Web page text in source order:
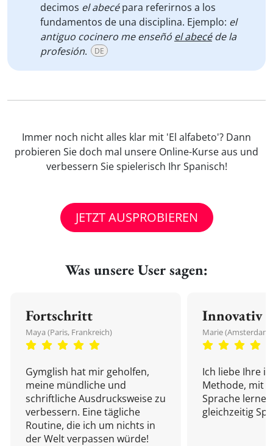
decimos el abecépara referirnos a los
fundamentos de una disciplina. Ejemplo: el
antiguo cocinero me enseñó el abecéde la
profesión. DE
Immer noch nicht alles klar mit 'El alfabeto'? Dann
probieren Sie doch mal unsere Online-Kurse aus und
verbessern Sie spielerisch Ihr Spanisch!
JETZT AUSPROBIEREN
Was unsere User sagen:
Fortschritt
Maya (Paris, Frankreich)
Gymglish hat mir geholfen,
meine mündliche und
schriftliche Ausdrucksweise zu
verbessern. Eine tägliche
Routine, die ich um nichts in
der Welt verpassen würde!
Innovativ
Marie
Ich liebe Ihre
Methode, mit
Sprache
gleichzeitig